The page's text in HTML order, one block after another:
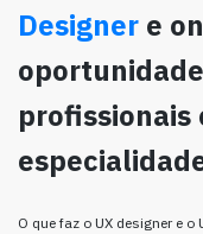
Designer e
profissionais
O que faz o UX designer e